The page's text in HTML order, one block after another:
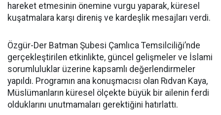
hareket etmesinin önemine vurgu yaparak, küresel
kuşatmalara karşı direniş ve kardeşlik mesajları verdi.
Özgür-Der Batman Şubesi Çamlıca Temsilciliği’nde
gerçekleştirilen etkinlikte, güncel gelişmeler ve İslami
sorumluluklar üzerine kapsamlı değerlendirmeler
yapıldı. Programın ana konuşmacısı olan Rıdvan Kaya,
Müslümanların küresel ölçekte büyük bir ailenin ferdi
olduklarını unutmamaları gerektiğini hatırlattı.